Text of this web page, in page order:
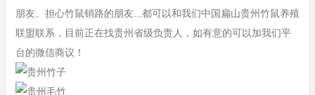
朋友、担心竹鼠销路的朋友...都可以和我们中国扁山贵州竹鼠养殖
联盟联系，目前正在找贵州省级负责人，如有意的可以加我们平
台的微信商议！